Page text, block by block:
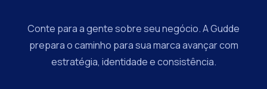
Conte para a gente sobre seu negócio. A Gudde
prepara o caminho para sua marca avançar com
estratégia, identidade e consistência.